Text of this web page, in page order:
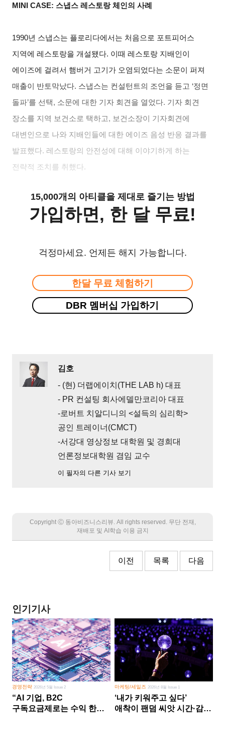
MINI CASE: 스냅스 레스토랑 체인의 사례
1990년 스냅스는 플로리다에서는 처음으로 포트피어스
지역에 레스토랑을 개설됐다. 이때 레스토랑 지배인이
에이즈에 걸려서 햄버거 고기가 오염되었다는 소문이 퍼져
매출이 반토막났다. 스냅스는 컨설턴트의 조언을 듣고 ‘정면
돌파’를 선택, 소문에 대한 기자 회견을 열었다. 기자 회견
장소를 지역 보건소로 택하고, 보건소장이 기자회견에
대변인으로 나와 지배인들에 대한 에이즈 음성 반응 결과를
발표했다. 레스토랑의 안전성에 대해 이야기하게 하는
전략적 조치를 취했다.
15,000개의 아티클을 제대로 즐기는 방법
가입하면, 한 달 무료!
걱정마세요. 언제든 해지 가능합니다.
한달 무료 체험하기
DBR 멤버십 가입하기
김호
- (현) 더랩에이치(THE LAB h) 대표
- PR 컨설팅 회사에델만코리아 대표
-로버트 치알디니의 <설득의 심리학>
공인 트레이너(CMCT)
-서강대 영상정보 대학원 및 경희대
언론정보대학원 겸임 교수
이 필자의 다른 기사 보기
Copyright Ⓒ 동아비즈니스리뷰. All rights reserved. 무단 전재,
재배포 및 AI학습 이용 금지
이전 목록 다음
인기기사
경영전략 2026년 5월 Issue 2
“AI 기업, B2C
구독요금제로는 수익 한계
마케팅/세일즈 2026년 8월 Issue 1
‘내가 키워주고 싶다’
애착이 팬덤 씨앗 시간·감정